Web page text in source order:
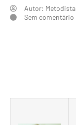
Autor: Metodista
Sem comentário